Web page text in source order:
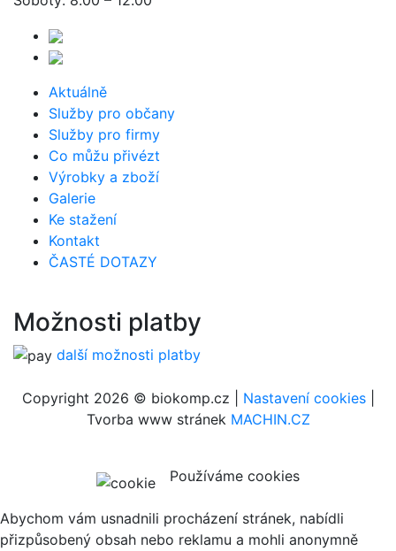
Aktuálně
Služby pro občany
Služby pro firmy
Co můžu přivézt
Výrobky a zboží
Galerie
Ke stažení
Kontakt
ČASTÉ DOTAZY
Možnosti platby
další možnosti platby
Copyright 2026 © biokomp.cz | Nastavení cookies|
Tvorba www stránek MACHIN.CZ
Používáme cookies
Abychom vám usnadnili procházení stránek, nabídli
přizpůsobený obsah nebo reklamu a mohli anonymně